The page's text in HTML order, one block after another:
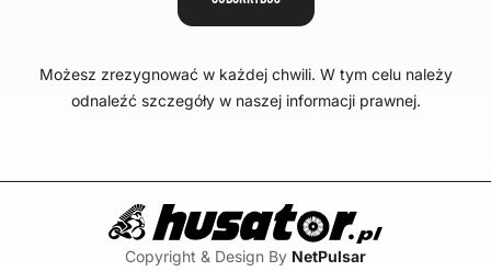
Możesz zrezygnować w każdej chwili. W tym celu należy
odnaleźć szczegóły w naszej informacji prawnej.
Copyright & Design By NetPulsar